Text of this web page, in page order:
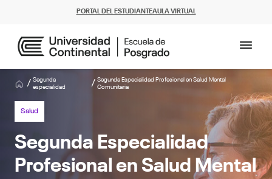
PORTAL DEL ESTUDIANTEAULA VIRTUAL
/ Segunda
especialidad
/Segunda Especialidad Profesional en Salud Mental
Comunitaria
Salud
Segunda Especialidad
Profesional en Salud Mental